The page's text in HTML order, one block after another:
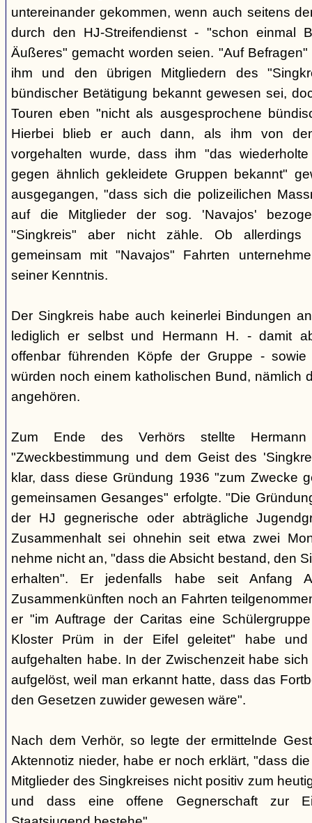
untereinander gekommen, wenn auch seitens
durch den HJ-Streifendienst - "schon einmal
Äußeres" gemacht worden seien. "Auf
ihm und den übrigen Mitgliedern des
bündischer Betätigung bekannt gewesen sei,
Touren eben "nicht als ausgesprochene
Hierbei blieb er auch dann, als ihm von
vorgehalten wurde, dass ihm "das
gegen ähnlich gekleidete Gruppen bekannt"
ausgegangen, "dass sich die polizeilichen
auf die Mitglieder der sog. 'Navajos'
"Singkreis" aber nicht zähle. Ob allerdings
gemeinsam mit "Navajos" Fahrten
seiner Kenntnis.
Der Singkreis habe auch keinerlei Bindungen
lediglich er selbst und Hermann H. - damit
offenbar führenden Köpfe der Gruppe -
würden noch einem katholischen Bund, nämlich
angehören.
Zum Ende des Verhörs stellte
"Zweckbestimmung und dem Geist des
klar, dass diese Gründung 1936 "zum Zwecke
gemeinsamen Gesanges" erfolgte. "Die
der HJ gegnerische oder abträgliche
Zusammenhalt sei ohnehin seit etwa zwei
nehme nicht an, "dass die Absicht bestand, den
erhalten". Er jedenfalls habe seit Anfang
Zusammenkünften noch an Fahrten
er "im Auftrage der Caritas eine
Kloster Prüm in der Eifel geleitet" habe
aufgehalten habe. In der Zwischenzeit habe
aufgelöst, weil man erkannt hatte, dass das
den Gesetzen zuwider gewesen wäre".
Nach dem Verhör, so legte der ermittelnde
Aktennotiz nieder, habe er noch erklärt, "dass
Mitglieder des Singkreises nicht positiv zum
und dass eine offene Gegnerschaft zur